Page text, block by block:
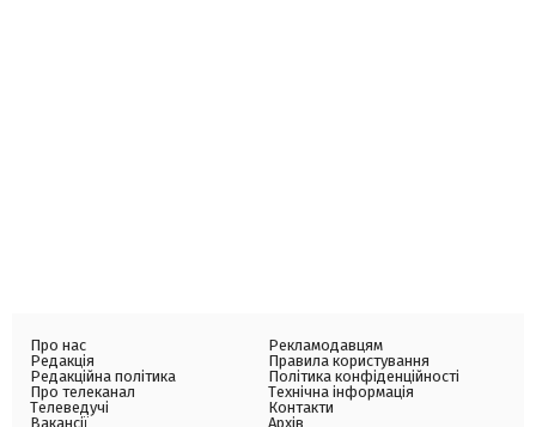
Про нас
Редакція
Редакційна політика
Про телеканал
Телеведучі
Вакансії
Рекламодавцям
Правила користування
Політика конфіденційності
Технічна інформація
Контакти
Архів